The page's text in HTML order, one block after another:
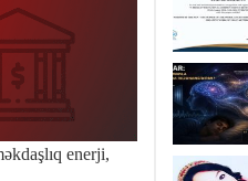
enerji,